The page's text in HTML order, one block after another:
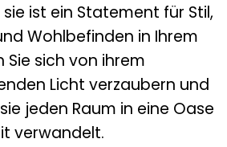
ist ein Statement für Stil,
Wohlbefinden in Ihrem
Sie sich von ihrem
Licht verzaubern und
jeden Raum in eine Oase
verwandelt.